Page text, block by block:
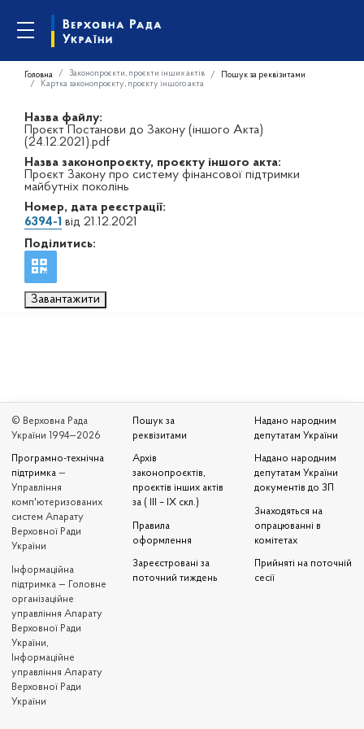
Головна Законопроєкти, проєкти інших актів
Пошук за реквізитами
Картка законопроєкту, проєкту іншого акта
Назва файлу:
Проєкт Постанови до Закону (іншого Акта)
(24.12.2021).pdf
Назва законопроєкту, проєкту іншого акта:
Проєкт Закону про систему фінансової підтримки
майбутніх поколінь
Номер, дата реєстрації:
6394-1 від 21.12.2021
Поділитись:
Завантажити
© Верховна Рада
України 1994—2026
Програмно-технічна
підтримка —
Управління
комп'ютеризованих
систем Апарату
Верховної Ради
України
Iнформаційна
підтримка — Головне
організаційне
управління Апарату
Верховної Ради
України,
Інформаційне
управління Апарату
Верховної Ради
України
Пошук за
реквізитами
Архів
законопроєктів,
проєктів інших актів
за ( III – IX скл.)
Правила
оформлення
Зареєстровані за
поточний тиждень
Надано народним
депутатам України
Надано народним
депутатам України
документів до ЗП
Знаходяться на
опрацюванні в
комітетах
Прийняті на поточній
сесії